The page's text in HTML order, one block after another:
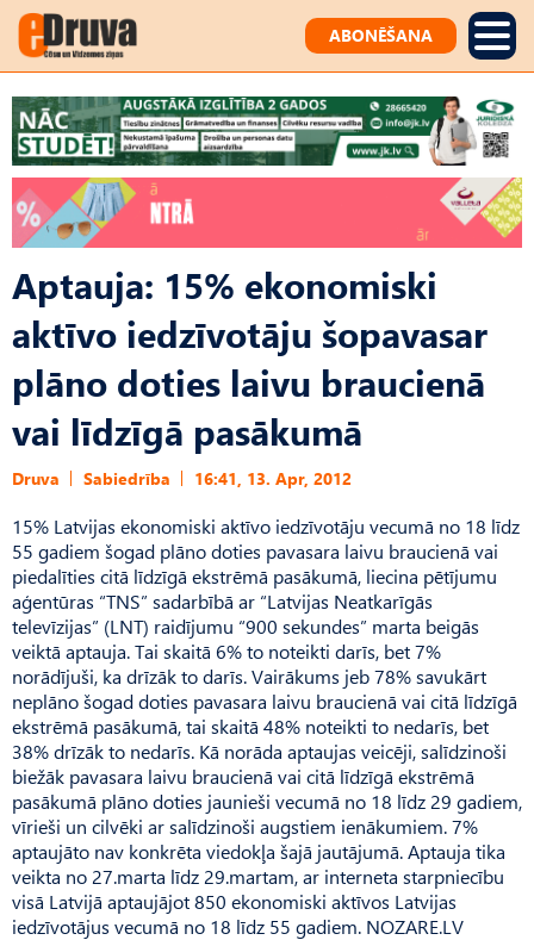
ABONĒŠANA
Aptauja: 15% ekonomiski
aktīvo iedzīvotāju šopavasar
plāno doties laivu braucienā
vai līdzīgā pasākumā
Druva Sabiedrība 16:41, 13. Apr, 2012
15% Latvijas ekonomiski aktīvo iedzīvotāju vecumā no 18 līdz
55 gadiem šogad plāno doties pavasara laivu braucienā vai
piedalīties citā līdzīgā ekstrēmā pasākumā, liecina pētījumu
aģentūras “TNS” sadarbībā ar “Latvijas Neatkarīgās
televīzijas” (LNT) raidījumu “900 sekundes” marta beigās
veiktā aptauja. Tai skaitā 6% to noteikti darīs, bet 7%
norādījuši, ka drīzāk to darīs. Vairākums jeb 78% savukārt
neplāno šogad doties pavasara laivu braucienā vai citā līdzīgā
ekstrēmā pasākumā, tai skaitā 48% noteikti to nedarīs, bet
38% drīzāk to nedarīs. Kā norāda aptaujas veicēji, salīdzinoši
biežāk pavasara laivu braucienā vai citā līdzīgā ekstrēmā
pasākumā plāno doties jaunieši vecumā no 18 līdz 29 gadiem,
vīrieši un cilvēki ar salīdzinoši augstiem ienākumiem. 7%
aptaujāto nav konkrēta viedokļa šajā jautājumā. Aptauja tika
veikta no 27.marta līdz 29.martam, ar interneta starpniecību
visā Latvijā aptaujājot 850 ekonomiski aktīvos Latvijas
iedzīvotājus vecumā no 18 līdz 55 gadiem. NOZARE.LV